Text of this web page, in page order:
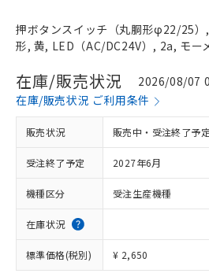
押ボタンスイッチ（丸胴形φ22/25）
形, 黄, LED（AC/DC24V）, 2a, モー
在庫/販売状況
2026/08/07
在庫/販売状況 ご利用条件
販売状況 販売中・受注終了予定
受注終了予定 2027年6月
機種区分 受注生産機種
在庫状況
標準価格(税別) ¥ 2,650